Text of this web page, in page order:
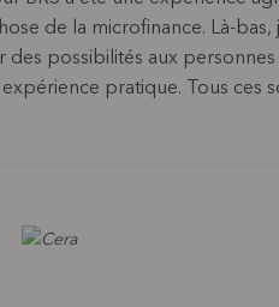
de la microfinance. Là-
des possibilités aux
expérience pratique. Tous